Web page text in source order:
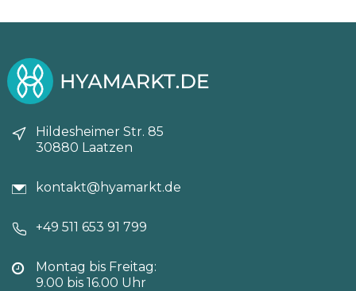
Hildesheimer Str. 85
30880 Laatzen
kontakt@hyamarkt.de
+49 511 653 91 799
Montag bis Freitag:
9.00 bis 16.00 Uhr